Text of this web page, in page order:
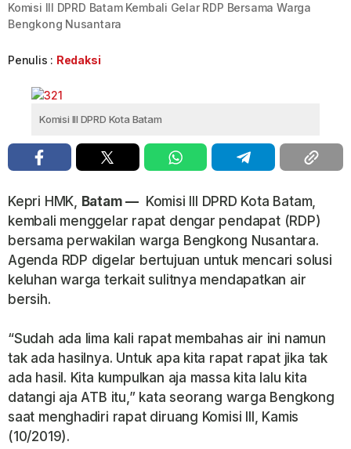
Komisi III DPRD Batam Kembali Gelar RDP Bersama Warga
Bengkong Nusantara
Penulis : Redaksi
Komisi III DPRD Kota Batam
Kepri HMK, Batam — Komisi III DPRD Kota Batam,
kembali menggelar rapat dengar pendapat (RDP)
bersama perwakilan warga Bengkong Nusantara.
Agenda RDP digelar bertujuan untuk mencari solusi
keluhan warga terkait sulitnya mendapatkan air
bersih.
“Sudah ada lima kali rapat membahas air ini namun
tak ada hasilnya. Untuk apa kita rapat rapat jika tak
ada hasil. Kita kumpulkan aja massa kita lalu kita
datangi aja ATB itu,” kata seorang warga Bengkong
saat menghadiri rapat diruang Komisi III, Kamis
(10/2019).